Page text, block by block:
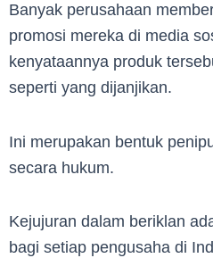
Banyak perusahaan
promosi mereka di media
kenyataannya produk
seperti yang dijanjikan.
Ini merupakan bentuk
secara hukum.
Kejujuran dalam beriklan
bagi setiap pengusaha di